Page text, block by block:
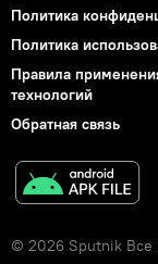
Политика
Политика
Правила
технологий
Обратная связь
© 2026 Sputnik Все